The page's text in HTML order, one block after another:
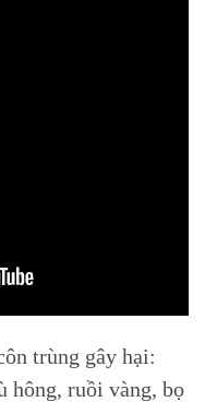
trùng gây hại:
hông, ruồi vàng, bọ